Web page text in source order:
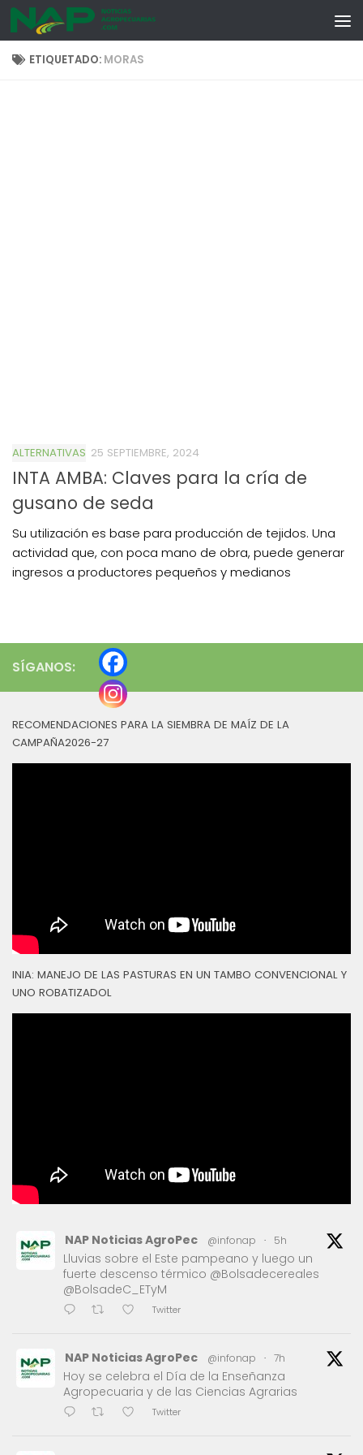
Skip to content
ETIQUETADO: MORAS
ALTERNATIVAS 25 SEPTIEMBRE, 2024
INTA AMBA: Claves para la cría de
gusano de seda
Su utilización es base para producción de tejidos. Una
actividad que, con poca mano de obra, puede generar
ingresos a productores pequeños y medianos
SÍGANOS:
RECOMENDACIONES PARA LA SIEMBRA DE MAÍZ DE LA
CAMPAÑA2026-27
INIA: MANEJO DE LAS PASTURAS EN UN TAMBO CONVENCIONAL Y
UNO ROBATIZADOL
NAP Noticias AgroPec @infonap · 5h
Lluvias sobre el Este pampeano y luego un
fuerte descenso térmico @Bolsadecereales
@BolsadeC_ETyM
Twitter
NAP Noticias AgroPec @infonap · 7h
Hoy se celebra el Día de la Enseñanza
Agropecuaria y de las Ciencias Agrarias
Twitter